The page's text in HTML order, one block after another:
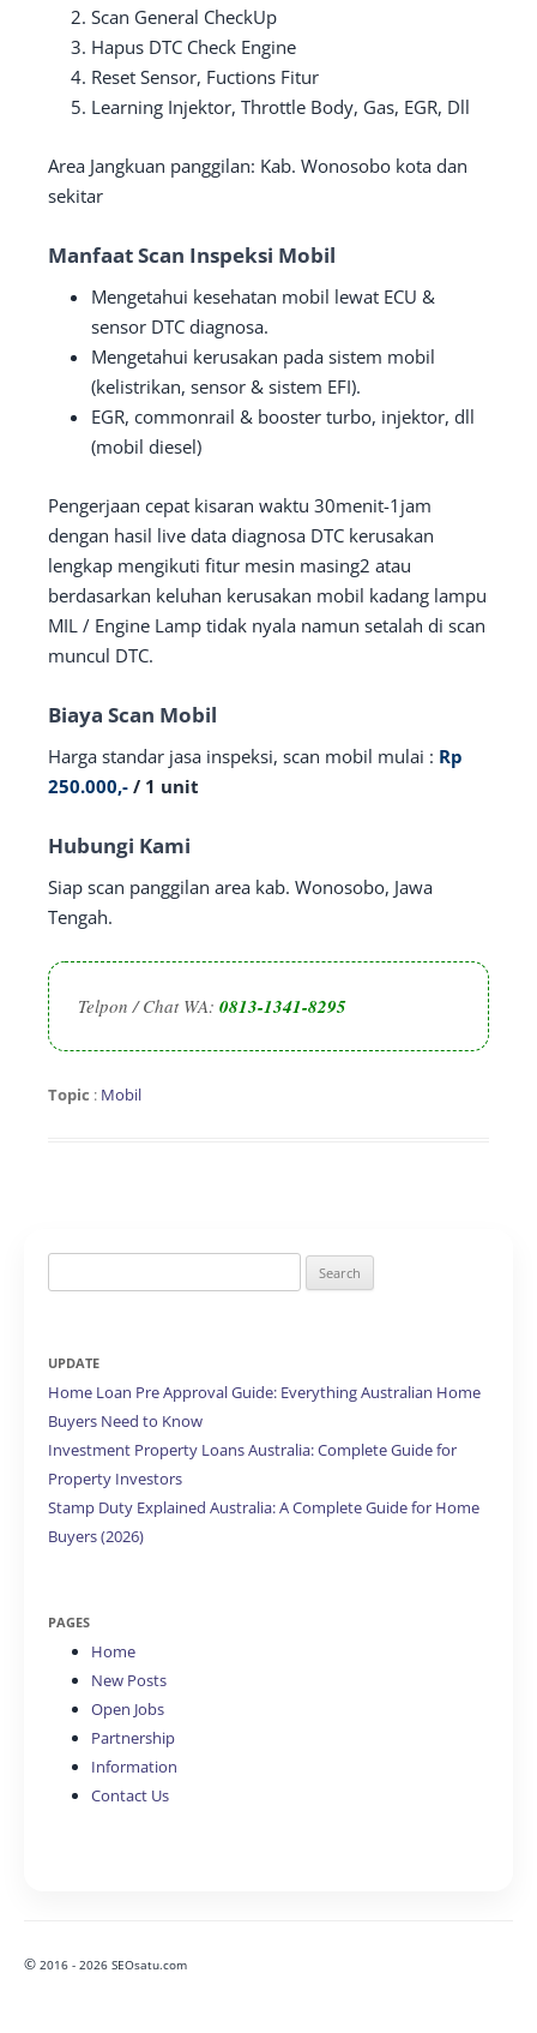
Scan General CheckUp
Hapus DTC Check Engine
Reset Sensor, Fuctions Fitur
Learning Injektor, Throttle Body, Gas, EGR, Dll
Area Jangkuan panggilan: Kab. Wonosobo kota dan
sekitar
Manfaat Scan Inspeksi Mobil
Mengetahui kesehatan mobil lewat ECU &
sensor DTC diagnosa.
Mengetahui kerusakan pada sistem mobil
(kelistrikan, sensor & sistem EFI).
EGR, commonrail & booster turbo, injektor, dll
(mobil diesel)
Pengerjaan cepat kisaran waktu 30menit-1jam
dengan hasil live data diagnosa DTC kerusakan
lengkap mengikuti fitur mesin masing2 atau
berdasarkan keluhan kerusakan mobil kadang lampu
MIL / Engine Lamp tidak nyala namun setalah di scan
muncul DTC.
Biaya Scan Mobil
Harga standar jasa inspeksi, scan mobil mulai : Rp
250.000,- / 1 unit
Hubungi Kami
Siap scan panggilan area kab. Wonosobo, Jawa
Tengah.
Telpon / Chat WA: 0813-1341-8295
Topic : Mobil
for:
UPDATE
Home Loan Pre Approval Guide: Everything Australian Home
Buyers Need to Know
Investment Property Loans Australia: Complete Guide for
Property Investors
Stamp Duty Explained Australia: A Complete Guide for Home
Buyers (2026)
PAGES
Home
New Posts
Open Jobs
Partnership
Information
Contact Us
© 2016 - 2026 SEOsatu.com